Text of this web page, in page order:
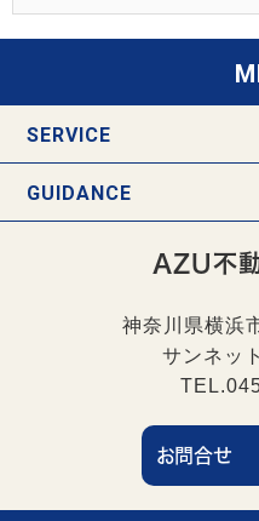
SERVICE
GUIDANCE
AZU不
神奈川県横浜
サンネッ
お問合せ